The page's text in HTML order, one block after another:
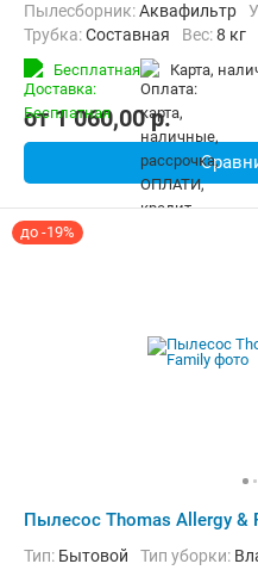
пылесборник:Аквафильтр
трубка:Составная Вес:8 кг
Бесплатная карта,
от1 060,00p.
до -19%
Пылесос Thomas Allergy &
Тип: Бытовой Тип уборки: